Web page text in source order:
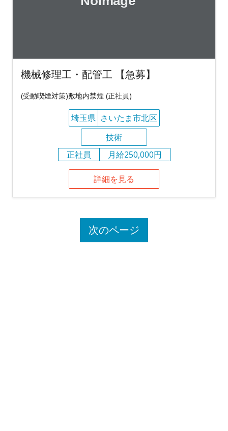
機械修理工・配管工 【急募】
(受動喫煙対策)敷地内禁煙 (正社員)
埼玉県 さいたま市北区
技術
正社員
月給250,000円
詳細を見る
次のページ